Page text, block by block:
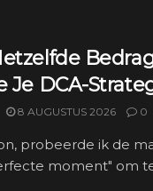
Je DCA-
8 AUGUSTUS 2026 0
probeerde ik de
moment" om